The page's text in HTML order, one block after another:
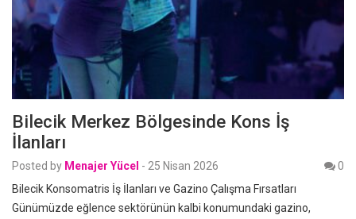
Bilecik Merkez Bölgesinde Kons İş
İlanları
Posted by Menajer Yücel - 25 Nisan 2026
0
Bilecik Konsomatris İş İlanları ve Gazino Çalışma Fırsatları
Günümüzde eğlence sektörünün kalbi konumundaki gazino,